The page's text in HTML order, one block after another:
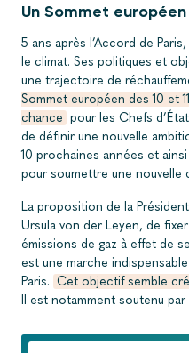
Un Sommet
5 ans après l’Accord de
le climat. Ses politiques et
une trajectoire de
Sommet européen des 10 et
chance pour les Chefs
de définir une nouvelle
10 prochaines années et
pour soumettre une nouvelle
La proposition de la
Ursula von der Leyen, de
émissions de gaz à effet de
est une marche
Paris. Cet objectif semble
Il est notamment soutenu par